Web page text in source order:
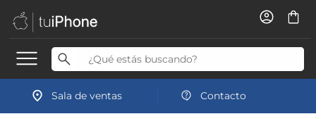
Sala de ventas Contacto